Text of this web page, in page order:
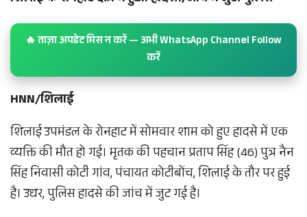
🔥 ताज़ा अपडेट मिस न करें — अभी WhatsApp Channel Follow
करें
HNN/शिलाई
शिलाई उपमंडल के रोनहाट में सोमवार शाम को हुए हादसे में एक
व्यक्ति की मौत हो गई। मृतक की पहचान प्रताप सिंह (46) पुत्र नैन
सिंह निवासी कोटी गांव, पंचायत कोटीबोंच, शिलाई के तौर पर हुई
है। उधर, पुलिस हादसे की जांच में जुट गई है।